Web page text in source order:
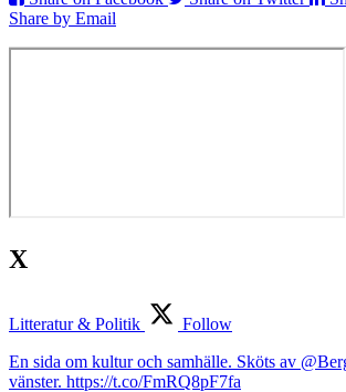
Share by Email
X
Litteratur & Politik
Follow
En sida om kultur och samhälle. Sköts av
vänster. https://t.co/FmRQ8pF7fa